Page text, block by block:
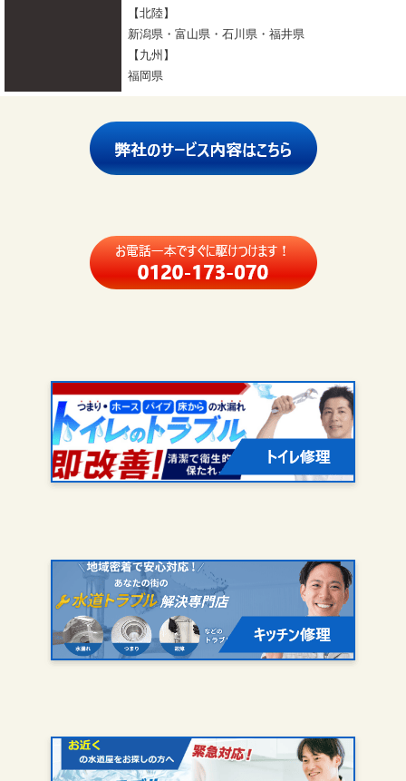
【北陸】
新潟県・富山県・石川県・福井県
【九州】
福岡県